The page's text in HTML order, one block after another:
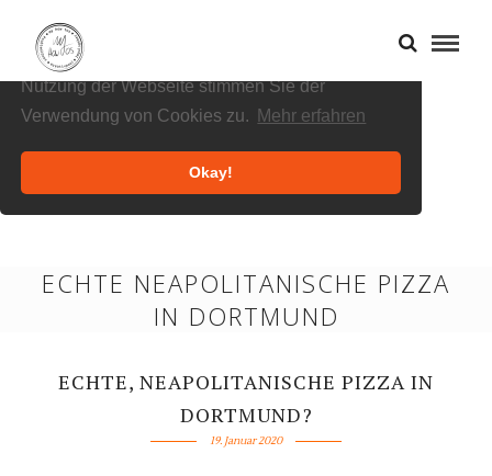
Cookies helfen uns bei der Bereitstellung
unserer Inhalte und Dienste. Durch die weitere
Nutzung der Webseite stimmen Sie der
Verwendung von Cookies zu.
Mehr erfahren
Okay!
ECHTE NEAPOLITANISCHE PIZZA
IN DORTMUND
ECHTE, NEAPOLITANISCHE PIZZA IN
DORTMUND?
19. Januar 2020